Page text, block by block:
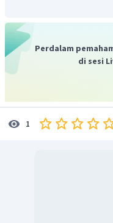
Jadi, reaksi substitusi
dan nama
diklorometana dan
Perdalam
di sesi
1